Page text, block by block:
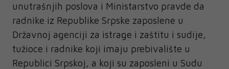
unutrašnjih poslova i Ministarstvo pravde da
radnike iz Republike Srpske zaposlene u
Državnoj agenciji za istrage i zaštitu i sudije,
tužioce i radnike koji imaju prebivalište u
Republici Srpskoj, a koji su zaposleni u Sudu